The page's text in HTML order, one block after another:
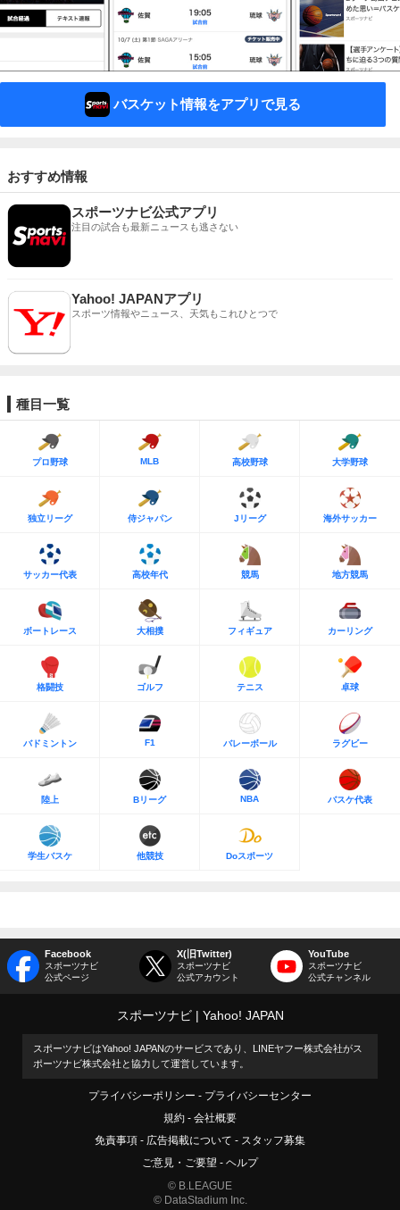
バスケット情報をアプリで見る
おすすめ情報
スポーツナビ公式アプリ
注目の試合も最新ニュースも逃さない
Yahoo! JAPANアプリ
スポーツ情報やニュース、天気もこれひとつで
種目一覧
プロ野球 MLB 高校野球 大学野球
独立リーグ 侍ジャパン Jリーグ 海外サッカー
サッカー代表 高校年代 競馬 地方競馬
ボートレース 大相撲 フィギュア カーリング
格闘技 ゴルフ テニス 卓球
バドミントン F1 バレーボール ラグビー
陸上 Bリーグ NBA バスケ代表
学生バスケ 他競技 Doスポーツ
Facebook
スポーツナビ
公式ページ
X(旧Twitter)
スポーツナビ
公式アカウント
YouTube
スポーツナビ
公式チャンネル
スポーツナビ Yahoo! JAPAN
スポーツナビはYahoo! JAPANのサービスであり、LINEヤフー株式会社がス
ポーツナビ株式会社と協力して運営しています。
プライバシーポリシー
プライバシーセンター
規約
会社概要
免責事項
広告掲載について
スタッフ募集
ご意見・ご要望
ヘルプ
© B.LEAGUE
© DataStadium Inc.